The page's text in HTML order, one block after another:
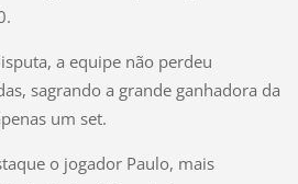
a equipe não perdeu
sagrando a grande ganhadora da
um set.
o jogador Paulo, mais